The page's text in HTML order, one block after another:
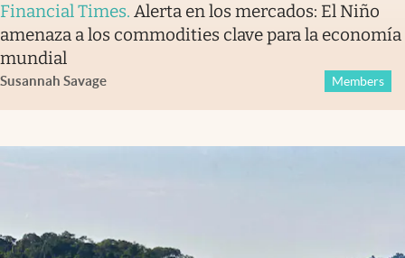
Financial Times. Alerta en los mercados: El Niño
amenaza a los commodities clave para la economía
mundial
Susannah Savage Members